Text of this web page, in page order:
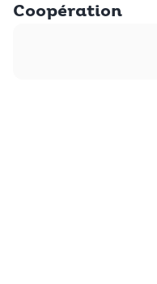
Coopération